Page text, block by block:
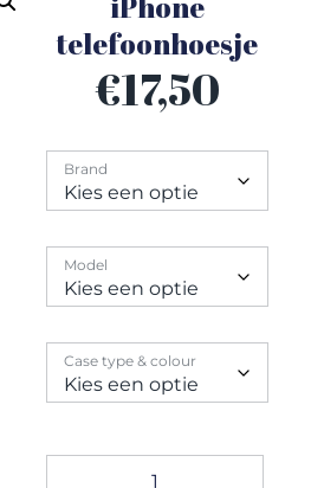
telefoonhoesje
€17,50
Brand
Model
Case type & colour